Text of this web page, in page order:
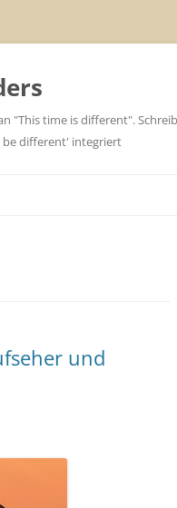
time is different".
be different' integriert
und